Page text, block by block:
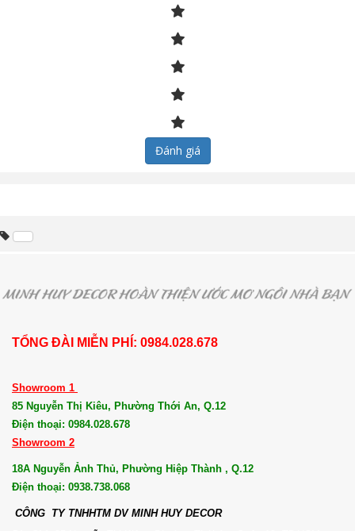
Đánh giá
TỔNG ĐÀI MIỄN PHÍ: 0984.028.678
Showroom 1
85 Nguyễn Thị Kiêu, Phường Thới An, Q.12
Điện thoại: 0984.028.678
Showroom 2
18A Nguyễn Ảnh Thủ, Phường Hiệp Thành , Q.12
Điện thoại: 0938.738.068
CÔNG TY TNHHTM DV MINH HUY DECOR